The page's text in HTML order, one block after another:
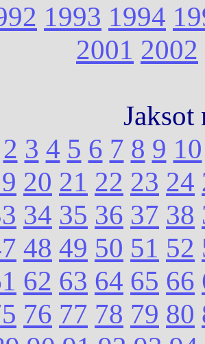
1993 1994
2001 2002
Jaksot
2 3 4 5 6 7 8 9 10
20 21 22 23 24
34 35 36 37 38
48 49 50 51 52
62 63 64 65 66
76 77 78 79 80